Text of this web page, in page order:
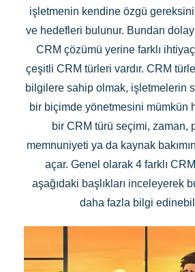
işletmenin kendine özgü
ve hedefleri bulunur. Bundan
CRM çözümü yerine farklı
çeşitli CRM türleri vardır. CRM
bilgilere sahip olmak, işletmelerin
bir biçimde yönetmesini mümkün
bir CRM türü seçimi, zaman,
memnuniyeti ya da kaynak
açar. Genel olarak 4 farklı
aşağıdaki başlıkları inceleyerek
daha fazla bilgi